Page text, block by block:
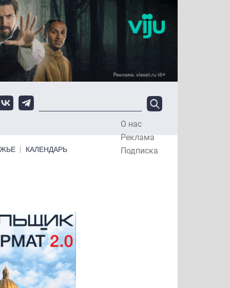
О нас
Реклама
Подписка
КАЛЕНДАРЬ